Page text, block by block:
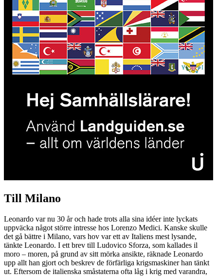
Till Milano
Leonardo var nu 30 år och hade trots alla sina idéer inte lyckats
uppväcka något större intresse hos Lorenzo Medici. Kanske skulle
det gå bättre i Milano, vars hov var ett av Italiens mest lysande,
tänkte Leonardo. I ett brev till Ludovico Sforza, som kallades il
moro – moren, på grund av sitt mörka ansikte, räknade Leonardo
upp allt han gjort och beskrev de förfärliga krigsmaskiner han tänkt
ut. Eftersom de italienska småstaterna ofta låg i krig med varandra,